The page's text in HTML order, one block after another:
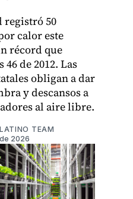
registró 50
calor este
récord que
46 de 2012. Las
obligan a dar
y descansos a
al aire libre.
TEAM
2026